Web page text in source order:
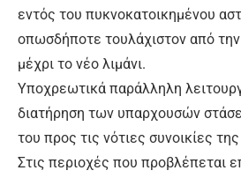
εντός του πυκνοκατοικημένου
οπωσδήποτε τουλάχιστον από
μέχρι το νέο λιμάνι.
Υποχρεωτικά παράλληλη
διατήρηση των υπαρχουσών
του προς τις νότιες συνοικίες
Στις περιοχές που προβλέπεται